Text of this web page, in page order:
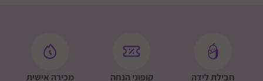
חבילת לידה קופוני הנחה מכירה אישית